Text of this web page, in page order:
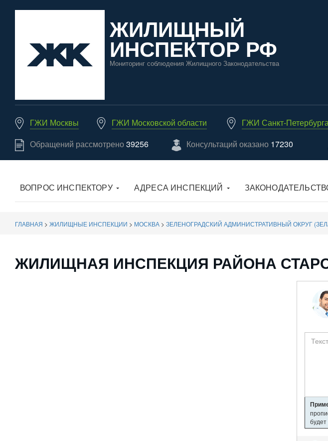
ЖИЛИЩНЫЙ
ИНСПЕКТОР РФ
Мониторинг соблюдения Жилищного Законодательства
ГЖИ Москвы ГЖИ Московской области ГЖИ Санкт-
Обращений рассмотрено39256 Консультаций оказано 17230
ВОПРОС ИНСПЕКТОРУ АДРЕСА ИНСПЕКЦИЙ
ГЛАВНАЯ > ЖИЛИЩНЫЕ ИНСПЕКЦИИ > МОСКВА > ЗЕЛЕНОГРАДСКИЙ АДМИНИСТРАТИВНЫЙ ОКРУГ
ЖИЛИЩНАЯ ИНСПЕКЦИЯ РАЙОНА
будет